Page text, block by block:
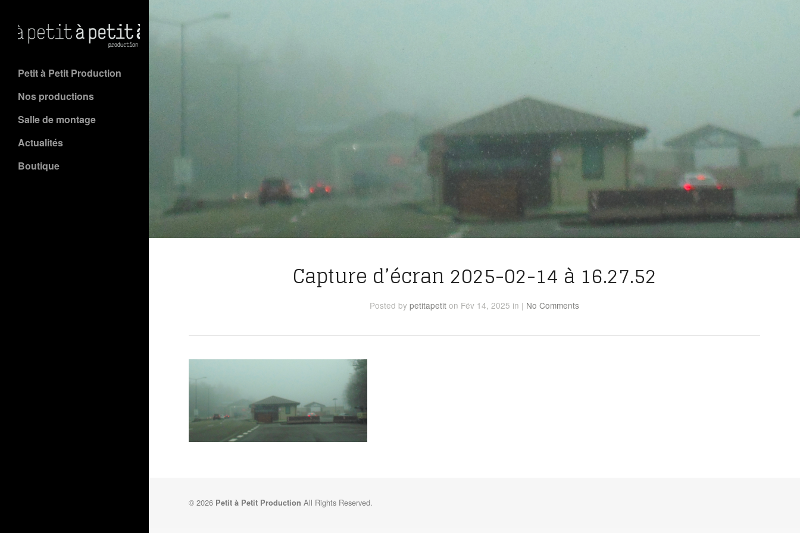
Petit à Petit Production
Nos productions
Salle de montage
Actualités
Boutique
Capture d’écran 2025-02-14 à 16.27.52
Posted by petitapetit on Fév 14, 2025 in | No Comments
© 2026 Petit à Petit Production All Rights Reserved.